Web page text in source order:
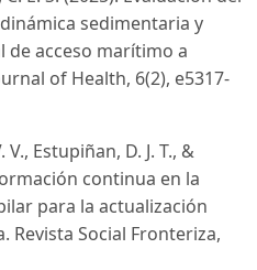
sedimentaria y
de acceso marítimo a
of Health, 6(2), e5317-
Estupiñan, D. J. T., &
continua en la
para la actualización
Social Fronteriza,